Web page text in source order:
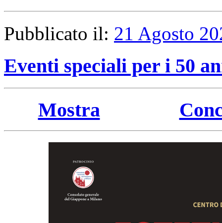
Pubblicato il: 21 Agosto
Eventi speciali per i 50
Mostra